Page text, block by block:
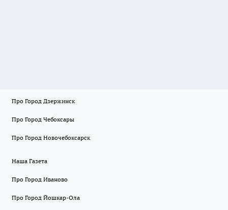
Про Город Дзержинск
Про Город Чебоксары
Про Город Новочебоксарск
Наша Газета
Про Город Иваново
Про Город Йошкар-Ола